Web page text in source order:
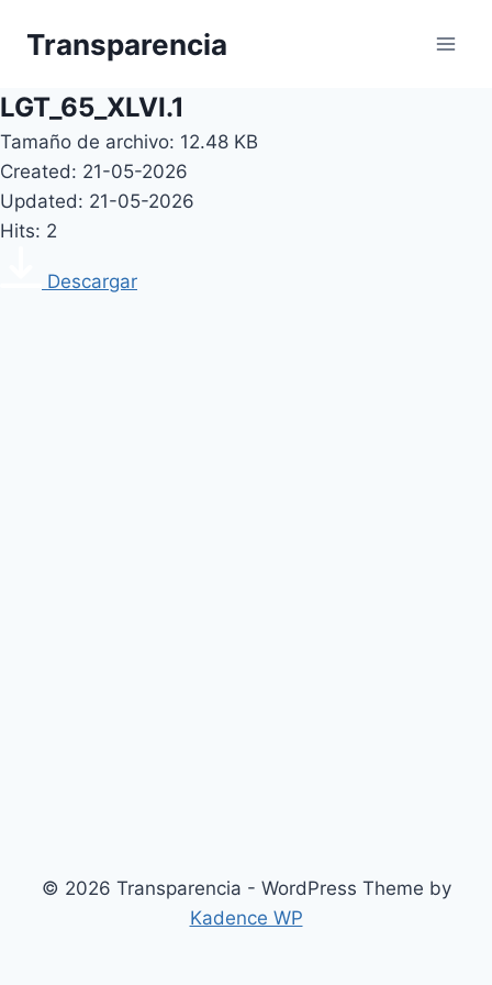
Transparencia
LGT_65_XLVI.1
Tamaño de archivo: 12.48 KB
Created: 21-05-2026
Updated: 21-05-2026
Hits: 2
Descargar
© 2026 Transparencia - WordPress Theme by
Kadence WP